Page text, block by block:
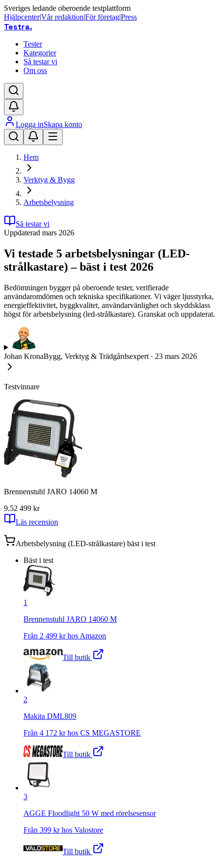
Sveriges ledande oberoende testplattform
Hjälpcenter|Vår redaktion|För företag|Press
Testra.
Tester
Kategorier
Så testar vi
Om oss
Logga inSkapa konto
Hem
Verktyg & Bygg
Arbetsbelysning
Så testar vi
Uppdaterad mars 2026
Vi testade 5 arbetsbelysningar (LED-
strålkastare) – bäst i test 2026
Bedömningen bygger på oberoende tester, verifierade
användaromdömen och tekniska specifikationer. Vi väger ljusstyrka,
energieffektivitet, byggkvalitet, användarvänlighet och skyddsklass
högst för arbetsbelysning (led-strålkastare). Granskat och uppdaterat.
Johan KronaBygg, Verktyg & Trädgårdsexpert · 23 mars 2026
Testvinnare
Brennenstuhl JARO 14060 M
9.52 499 kr
Läs recension
Arbetsbelysning (LED-strålkastare) bäst i test
Bäst i test
1
Brennenstuhl JARO 14060 M
Från 2 499 kr hos Amazon
Till butik
2
Makita DML809
Från 4 172 kr hos CS MEGASTORE
Till butik
3
AGGE Floodlight 50 W med rörelsesensor
Från 399 kr hos Valostore
Till butik